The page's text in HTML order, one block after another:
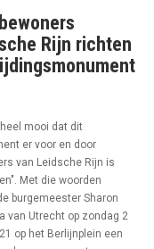
Rijn richten
mooi dat dit
er voor en door
van Leidsche Rijn is
Met die woorden
burgemeester Sharon
van Utrecht op zondag 2
op het Berlijnplein een